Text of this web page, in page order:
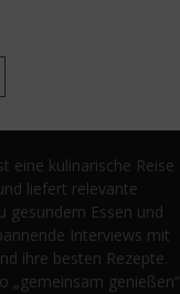
eine kulinarische Reise
liefert relevante
gesundem Essen und
Interviews mit
ihre besten Rezepte.
„gemeinsam genießen“